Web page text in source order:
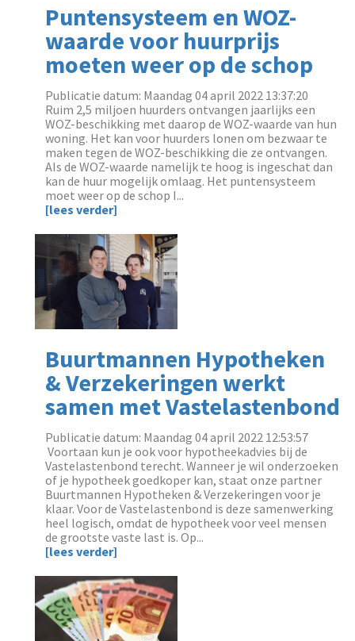
Puntensysteem en WOZ-
waarde voor huurprijs
moeten weer op de schop
Publicatie datum: Maandag 04 april 2022 13:37:20
‌Ruim 2,5 miljoen huurders ontvangen jaarlijks een
WOZ-beschikking met daarop de WOZ-waarde van hun
woning. Het kan voor huurders lonen om bezwaar te
maken tegen de WOZ-beschikking die ze ontvangen.
AIs de WOZ-waarde namelijk te hoog is ingeschat dan
kan de huur mogelijk omlaag. Het puntensysteem
moet weer op de schop I...
[lees verder]
Buurtmannen Hypotheken
& Verzekeringen werkt
samen met Vastelastenbond
Publicatie datum: Maandag 04 april 2022 12:53:57
‌ Voortaan kun je ook voor hypotheekadvies bij de
Vastelastenbond terecht. Wanneer je wil onderzoeken
of je hypotheek goedkoper kan, staat onze partner
Buurtmannen Hypotheken & Verzekeringen voor je
klaar. Voor de Vastelastenbond is deze samenwerking
heel logisch, omdat de hypotheek voor veel mensen
de grootste vaste last is. Op...
[lees verder]